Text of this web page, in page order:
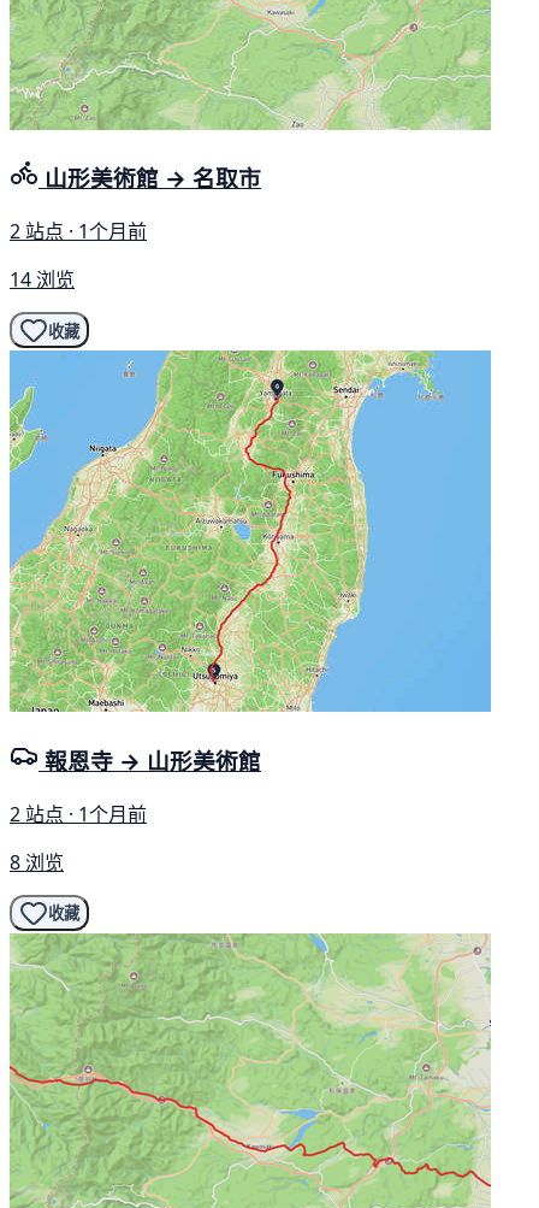
山形美術館 → 名取市
2 站点 · 1个月前
14 浏览
收藏
報恩寺 → 山形美術館
2 站点 · 1个月前
8 浏览
收藏